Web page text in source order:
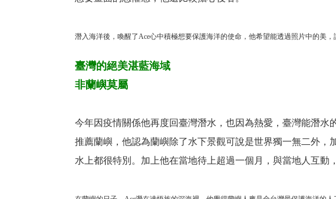
潛入海洋後，喚醒了Ace心中積極想要保護海洋的使命，他希望能透過照片中的美
臺灣的絕美湛藍海域
非蘭嶼莫屬
今年因疫情關係他再度回臺灣潛水，也因為熱愛，臺灣能潛
推薦蘭嶼，他認為蘭嶼除了水下景觀可說是世界獨一無二外
水上都很特別。加上他在當地待上超過一個月，與當地人互動